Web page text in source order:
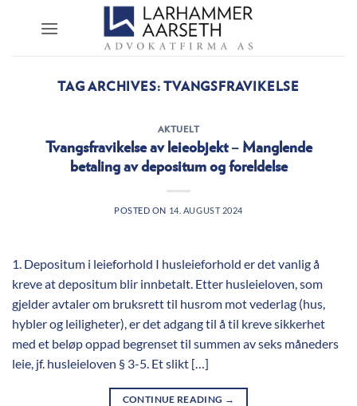
TAG ARCHIVES:TVANGSFRAVIKELSE
AKTUELT
Tvangsfravikelse av leieobjekt – Manglende
betaling av depositum og foreldelse
POSTED ON 14. AUGUST 2024
1. Depositum i leieforhold I husleieforhold er det vanlig å
kreve at depositum blir innbetalt. Etter husleieloven, som
gjelder avtaler om bruksrett til husrom mot vederlag (hus,
hybler og leiligheter), er det adgang til å til kreve sikkerhet
med et beløp oppad begrenset til summen av seks måneders
leie, jf. husleieloven § 3-5. Et slikt […]
CONTINUE READING →